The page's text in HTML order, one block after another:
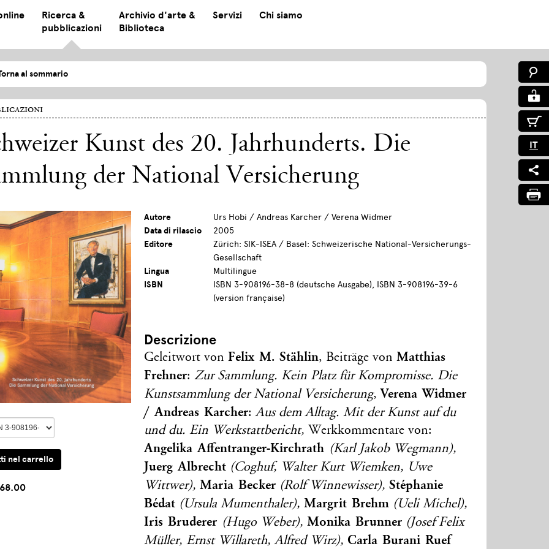
Ricerca &
pubblicazioni
Archivio d'arte &
Biblioteca
Servizi Chi siamo
IT
al sommario
Kunst des 20. Jahrhunderts. Die
der National Versicherung
Autore
Urs Hobi / Andreas Karcher / Verena Widmer
Data di rilascio
2005
Editore
Zürich: SIK-ISEA / Basel: Schweizerische National-Versicherungs-
Gesellschaft
Lingua
Multilingue
ISBN
ISBN 3-908196-38-8 (deutsche Ausgabe), ISBN 3-908196-39-6
(version française)
Descrizione
Geleitwort vonFelix M. Stählin, Beiträge vonMatthias
Frehner:Zur Sammlung. Kein Platz für Kompromisse. Die
Kunstsammlung der National Versicherung, Verena Widmer
/ Andreas Karcher:Aus dem Alltag. Mit der Kunst auf du
und du. Ein Werkstattbericht, Werkkommentare von:
Angelika Affentranger-Kirchrath (Karl Jakob Wegmann),
Juerg Albrecht (Coghuf, Walter Kurt Wiemken, Uwe
Wittwer),Maria Becker (Rolf Winnewisser),Stéphanie
Bédat (Ursula Mumenthaler),Margrit Brehm (Ueli Michel),
Iris Bruderer (Hugo Weber),Monika Brunner (Josef Felix
Müller, Ernst Willareth, Alfred Wirz), Carla Burani Ruef